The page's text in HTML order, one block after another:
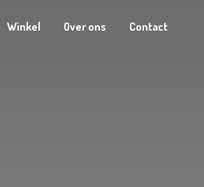
Winkel Over ons Contact